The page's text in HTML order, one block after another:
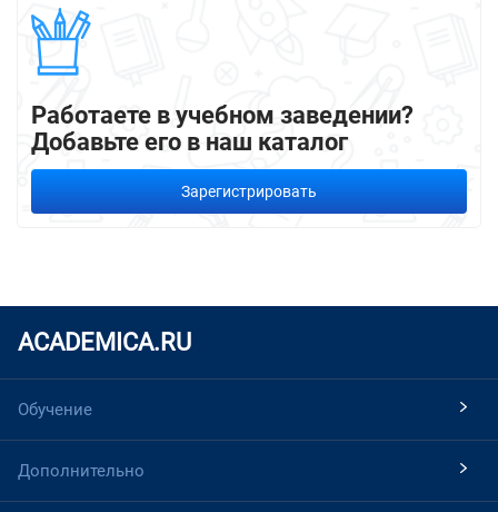
Работаете в учебном заведении?
Добавьте его в наш каталог
Зарегистрировать
ACADEMICA.RU
Обучение
Дополнительно